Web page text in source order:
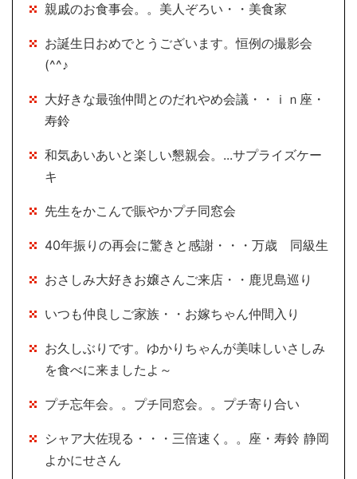
親戚のお食事会。。美人ぞろい・・美食家
お誕生日おめでとうございます。恒例の撮影会
(^^♪
大好きな最強仲間とのだれやめ会議・・ｉｎ座・
寿鈴
和気あいあいと楽しい懇親会。...サプライズケー
キ
先生をかこんで賑やかプチ同窓会
40年振りの再会に驚きと感謝・・・万歳 同級生
おさしみ大好きお嬢さんご来店・・鹿児島巡り
いつも仲良しご家族・・お嫁ちゃん仲間入り
お久しぶりです。ゆかりちゃんが美味しいさしみ
を食べに来ましたよ～
プチ忘年会。。プチ同窓会。。プチ寄り合い
シャア大佐現る・・・三倍速く。。座・寿鈴 静岡
よかにせさん